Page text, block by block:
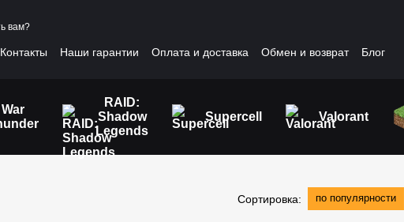
вам?
Контакты Наши гарантии Оплата и доставка Обмен и возврат
Блог
War
RAID:
Shadow
Legends
Supercell Valorant
Сортировка: по популярности